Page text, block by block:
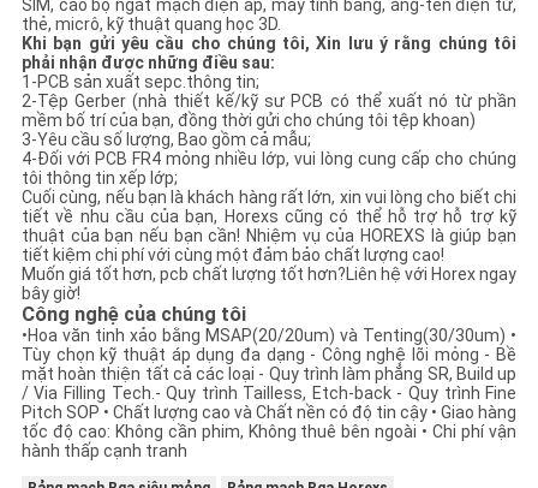
SIM, cao bộ ngắt mạch điện áp, máy tính bảng, ăng-ten điện tử,
thẻ, micrô, kỹ thuật quang học 3D.
Khi bạn gửi yêu cầu cho chúng tôi, Xin lưu ý rằng chúng tôi
phải nhận được những điều sau:
1-PCB sản xuất sepc.thông tin;
2-Tệp Gerber (nhà thiết kế/kỹ sư PCB có thể xuất nó từ phần
mềm bố trí của bạn, đồng thời gửi cho chúng tôi tệp khoan)
3-Yêu cầu số lượng, Bao gồm cả mẫu;
4-Đối với PCB FR4 mỏng nhiều lớp, vui lòng cung cấp cho chúng
tôi thông tin xếp lớp;
Cuối cùng, nếu bạn là khách hàng rất lớn, xin vui lòng cho biết chi
tiết về nhu cầu của bạn, Horexs cũng có thể hỗ trợ hỗ trợ kỹ
thuật của bạn nếu bạn cần! Nhiệm vụ của HOREXS là giúp bạn
tiết kiệm chi phí với cùng một đảm bảo chất lượng cao!
Muốn giá tốt hơn, pcb chất lượng tốt hơn?Liên hệ với Horex ngay
bây giờ!
Công nghệ của chúng tôi
•Hoa văn tinh xảo bằng MSAP(20/20um) và Tenting(30/30um) •
Tùy chọn kỹ thuật áp dụng đa dạng - Công nghệ lõi mỏng - Bề
mặt hoàn thiện tất cả các loại - Quy trình làm phẳng SR, Build up
/ Via Filling Tech.- Quy trình Tailless, Etch-back - Quy trình Fine
Pitch SOP • Chất lượng cao và Chất nền có độ tin cậy • Giao hàng
tốc độ cao: Không cần phim, Không thuê bên ngoài • Chi phí vận
hành thấp cạnh tranh